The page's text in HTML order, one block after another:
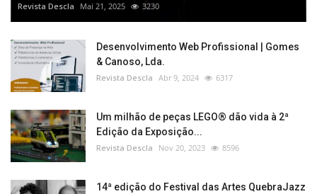
Revista Descla Mai 21, 2025 3230
Desenvolvimento Web Profissional | Gomes
& Canoso, Lda.
Revista Descla Abr 9, 2024 6317
Um milhão de peças LEGO® dão vida à 2ª
Edição da Exposição...
Revista Descla Nov 20, 2023 8596
14ª edição do Festival das Artes QuebraJazz